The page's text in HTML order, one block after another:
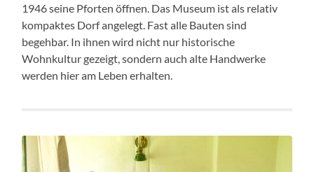
1946 seine Pforten öffnen. Das Museum ist als relativ
kompaktes Dorf angelegt. Fast alle Bauten sind
begehbar. In ihnen wird nicht nur historische
Wohnkultur gezeigt, sondern auch alte Handwerke
werden hier am Leben erhalten.